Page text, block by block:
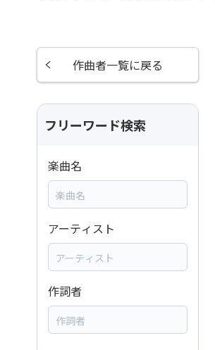
作曲者一覧に戻る
フリーワード検索
楽曲名
アーティスト
作詞者